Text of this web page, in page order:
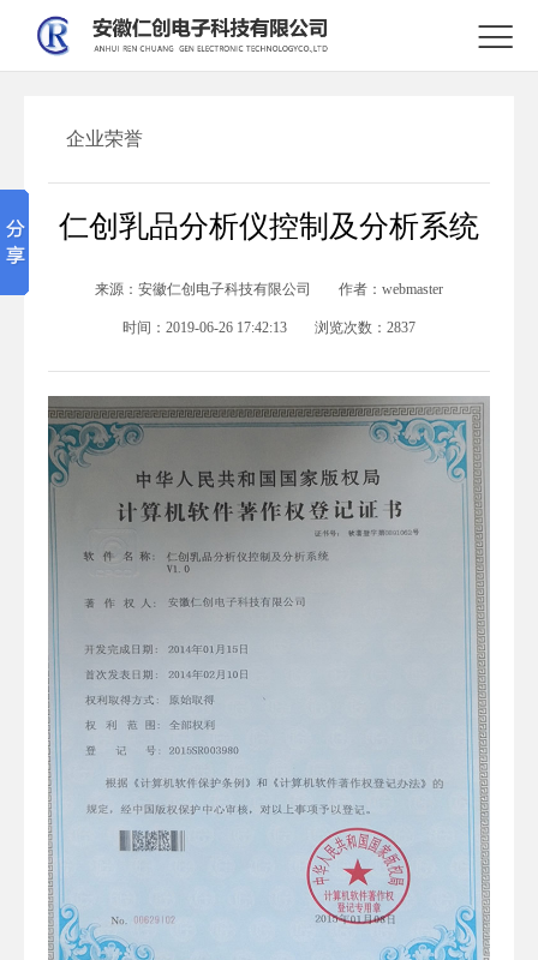

企业荣誉
仁创乳品分析仪控制及分析系统
来源： 安徽仁创电子科技有限公司 作者： webmaster
时间： 2019-06-26 17:42:13 浏览次数： 2837